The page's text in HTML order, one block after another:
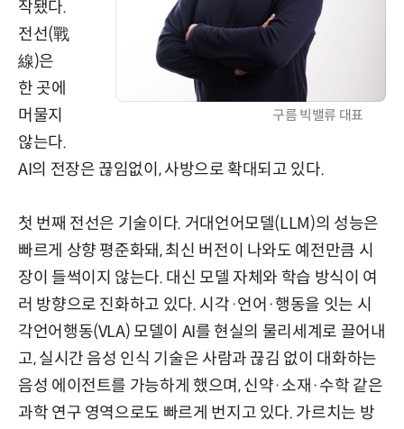
구름 빅밸류 대표
작됐다.
전선(戰
線)은
한 곳에
머물지
않는다.
AI의 전장은 끊임없이, 사방으로 확대되고 있다.
첫 번째 전선은 기술이다. 거대언어모델(LLM)의 성능은
빠르게 상향 평준화돼, 최신 버전이 나와도 예전만큼 시
장이 들썩이지 않는다. 대신 모델 자체와 학습 방식이 여
러 방향으로 진화하고 있다. 시각·언어·행동을 잇는 시
각언어행동(VLA) 모델이 AI를 현실의 물리세계로 끌어내
고, 실시간 음성 인식 기술은 사람과 끊김 없이 대화하는
음성 에이전트를 가능하게 했으며, 신약·소재·수학 같은
과학 연구 영역으로도 빠르게 번지고 있다. 가르치는 방